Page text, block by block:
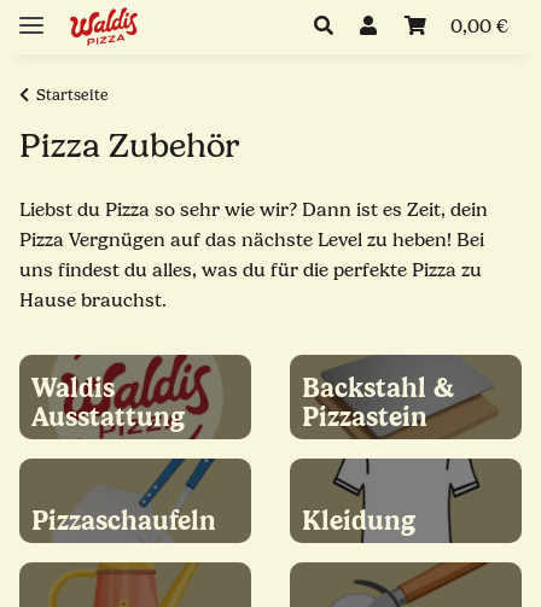
0,00 €
Startseite
Pizza Zubehör
Liebst du Pizza so sehr wie wir? Dann ist es Zeit, dein
Pizza Vergnügen auf das nächste Level zu heben! Bei
uns findest du alles, was du für die perfekte Pizza zu
Hause brauchst.
Waldis
Ausstattung
Backstahl &
Pizzastein
Pizzaschaufeln Kleidung